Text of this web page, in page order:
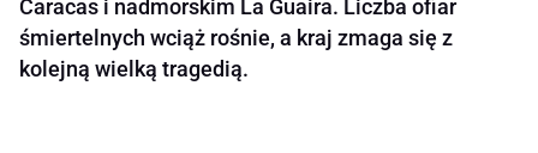
Caracas i nadmorskim La Guaira. Liczba ofiar
śmiertelnych wciąż rośnie, a kraj zmaga się z
kolejną wielką tragedią.